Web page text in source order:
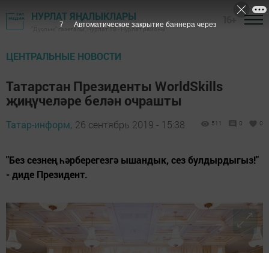
НУРЛАТ ЯҢАЛЫКЛАРЫ
"Дуслык" газетасы, Нурлат ТВ - Нурлат районы
ЦЕНТРАЛЬНЫЕ НОВОСТИ
Татарстан Президенты WorldSkills
җиңүчеләре белән очрашты
Татар-информ, 26 сентябрь 2019 - 15:38 511 0 0
"Без сезнең һәрберегезгә ышандык, сез булдырдыгыз!"
- диде Президент.
6 Автоматическое закрытие баннера через